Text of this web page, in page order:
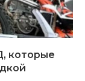
которые